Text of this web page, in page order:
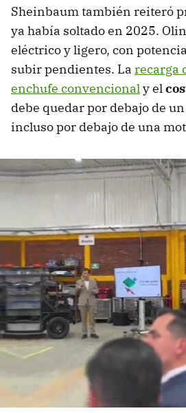
Sheinbaum también reiteró
ya había soltado en 2025.
eléctrico y ligero, con
subir pendientes. La recarga
enchufe convencionaly el
debe quedar por debajo de
incluso por debajo de una